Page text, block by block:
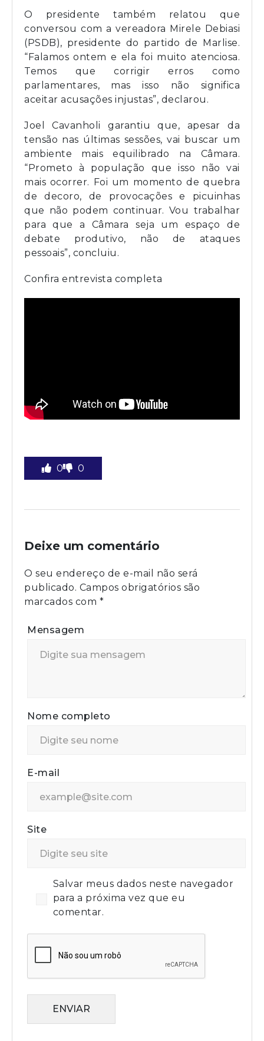
O presidente também relatou que
conversou com a vereadora Mirele Debiasi
(PSDB), presidente do partido de Marlise.
“Falamos ontem e ela foi muito atenciosa.
Temos que corrigir erros como
parlamentares, mas isso não significa
aceitar acusações injustas”, declarou.
Joel Cavanholi garantiu que, apesar da
tensão nas últimas sessões, vai buscar um
ambiente mais equilibrado na Câmara.
“Prometo à população que isso não vai
mais ocorrer. Foi um momento de quebra
de decoro, de provocações e picuinhas
que não podem continuar. Vou trabalhar
para que a Câmara seja um espaço de
debate produtivo, não de ataques
pessoais”, concluiu.
Confira entrevista completa
0 0
Deixe um comentário
O seu endereço de e-mail não será
publicado. Campos obrigatórios são
marcados com *
Mensagem
Nome completo
E-mail
Site
Salvar meus dados neste navegador
para a próxima vez que eu
comentar.
ENVIAR